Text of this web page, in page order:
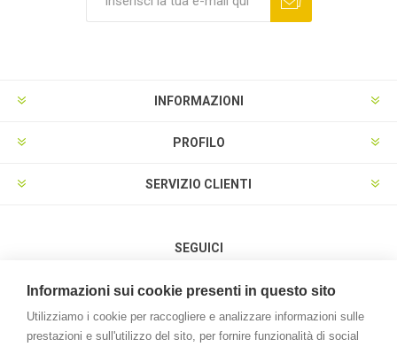
INFORMAZIONI
PROFILO
SERVIZIO CLIENTI
SEGUICI
METODI DI PAGAMENTO
Informazioni sui cookie presenti in questo sito
Utilizziamo i cookie per raccogliere e analizzare informazioni sulle
prestazioni e sull'utilizzo del sito, per fornire funzionalità di social